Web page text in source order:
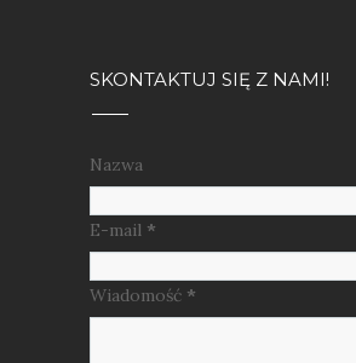
SKONTAKTUJ SIĘ Z NAMI!
Nazwa
E-mail *
Wiadomość *